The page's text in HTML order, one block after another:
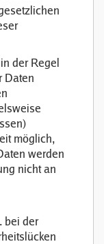
der Regel
Daten
möglich,
werden
nicht an
bei der